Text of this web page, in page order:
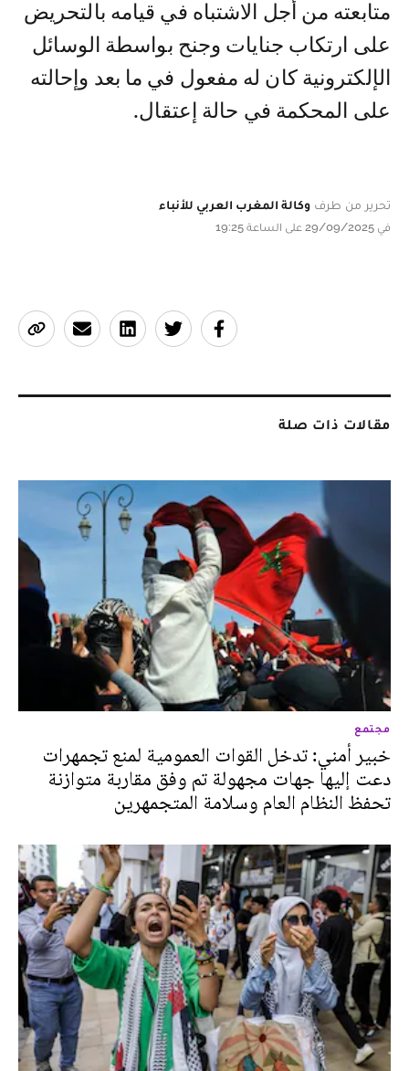
متابعته من أجل الاشتباه في قيامه بالتحريض
على ارتكاب جنايات وجنح بواسطة الوسائل
الإلكترونية كان له مفعول في ما بعد وإحالته
على المحكمة في حالة إعتقال.
تحرير من طرف وكالة المغرب العربي للأنباء
في 29/09/2025 على الساعة 19:25
مقالات ذات صلة
مجتمع
خبير أمني: تدخل القوات العمومية لمنع تجمهرات
دعت إليها جهات مجهولة تم وفق مقاربة متوازنة
تحفظ النظام العام وسلامة المتجمهرين